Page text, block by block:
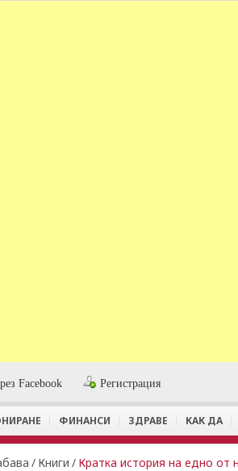
Facebook Регистрация
ФИНАНСИ ЗДРАВЕ КАК ДА
/ Книги / Кратка история на едно от